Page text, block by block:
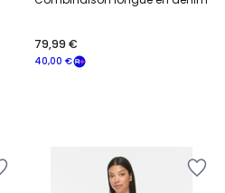
40,00 €
79,99 €